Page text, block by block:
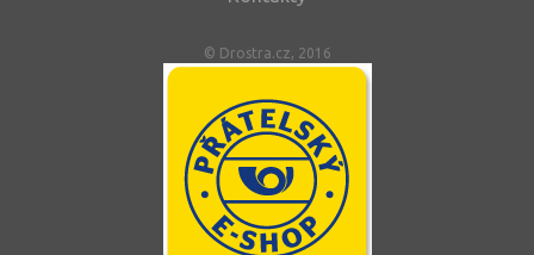
© Drostra.cz, 2016